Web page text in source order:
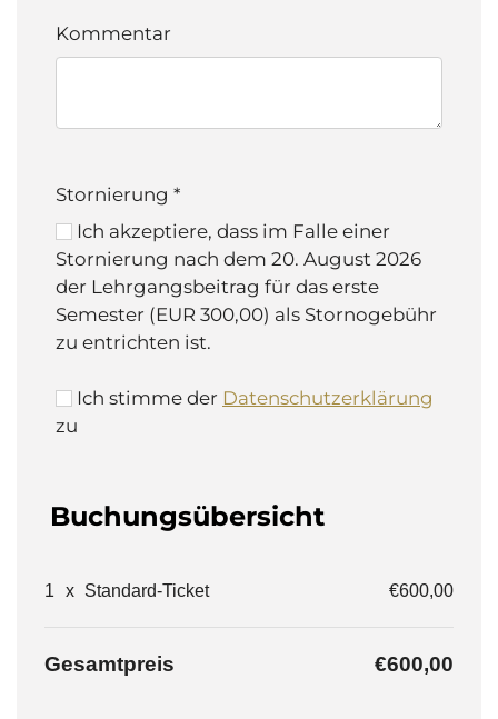
Kommentar
Stornierung *
Ich akzeptiere, dass im Falle einer
Stornierung nach dem 20. August 2026
der Lehrgangsbeitrag für das erste
Semester (EUR 300,00) als Stornogebühr
zu entrichten ist.
Ich stimme der Datenschutzerklärung
zu
Buchungsübersicht
1 x Standard-Ticket €600,00
Gesamtpreis €600,00